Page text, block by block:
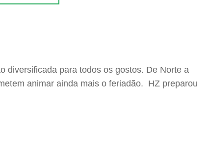
diversificada para todos os gostos. De Norte a
animar ainda mais o feriadão. HZ preparou